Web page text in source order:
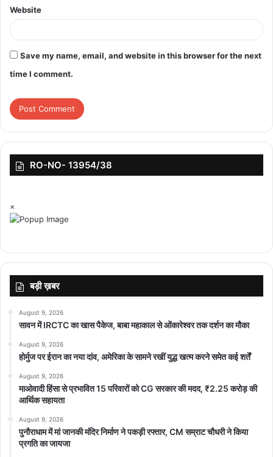
Website
Save my name, email, and website in this browser for the next
time I comment.
RO-NO- 13954/38
×
बड़ी ख़बर
August 9, 2026
सावन में IRCTC का खास पैकेज, बाबा महाकाल से ओंकारेश्वर तक दर्शन का मौका
August 9, 2026
होर्मुज पर ईरान का नया दांव, अमेरिका के सामने रखीं युद्ध खत्म करने समेत कई शर्तें
August 9, 2026
माओवादी हिंसा से प्रभावित 15 परिवारों को CG सरकार की मदद, ₹2.25 करोड़ की
आर्थिक सहायता
August 9, 2026
पुनौराधाम में मां जानकी मंदिर निर्माण ने पकड़ी रफ्तार, CM सम्राट चौधरी ने किया
प्रगति का जायजा